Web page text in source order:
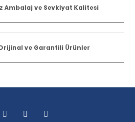
Ambalaj ve Sevkiyat Kalitesi
ve Garantili Ürünler